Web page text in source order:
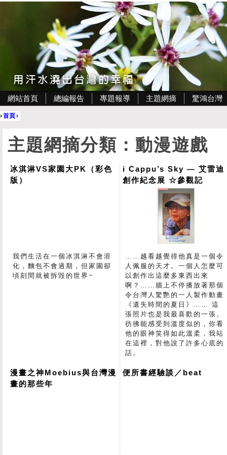
網站首頁 總編報告 專題報導 主題網摘 驚鴻台灣
›首頁›
主題網摘分類：動漫遊戲
冰淇淋VS家園大PK（彩色
版）
我們生活在一個冰淇淋不會溶
化，麵包不會過期，但家園卻
頃刻間就被拆毀的世界~
i Cappu’s Sky — 艾雷迪
創作紀念展 ☆參觀記
……越看越覺得他真是一個令
人佩服的天才。一個人怎麼可
以創作出這麼多東西出來
啊？……牆上不停播放著那個
令台灣人驚艷的一人製作動畫
《遺失時間的夏日》…… 這
張照片也是我最喜歡的一張。
彷彿能感受到溫度似的，你看
他的眼神笑得如此溫柔，我站
在這裡，對他說了許多心底的
話。
漫畫之神Moebius與台灣漫
畫的那些年
便所書經驗談／beat